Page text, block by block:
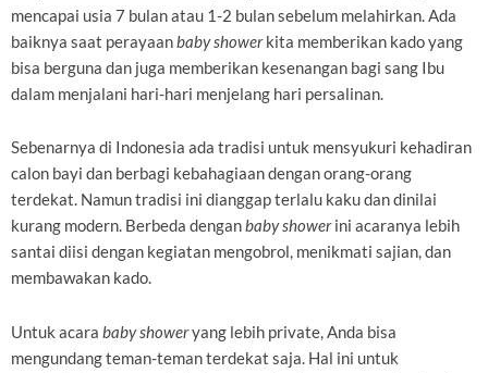
mencapai usia 7 bulan atau 1-2 bulan sebelum melahirkan. Ada
baiknya saat perayaanbaby showerkita memberikan kado yang
bisa berguna dan juga memberikan kesenangan bagi sang Ibu
dalam menjalani hari-hari menjelang hari persalinan.
Sebenarnya di Indonesia ada tradisi untuk mensyukuri kehadiran
calon bayi dan berbagi kebahagiaan dengan orang-orang
terdekat. Namun tradisi ini dianggap terlalu kaku dan dinilai
kurang modern. Berbeda denganbaby showerini acaranya lebih
santai diisi dengan kegiatan mengobrol, menikmati sajian, dan
membawakan kado.
Untuk acara baby showeryang lebih private, Anda bisa
mengundang teman-teman terdekat saja. Hal ini untuk